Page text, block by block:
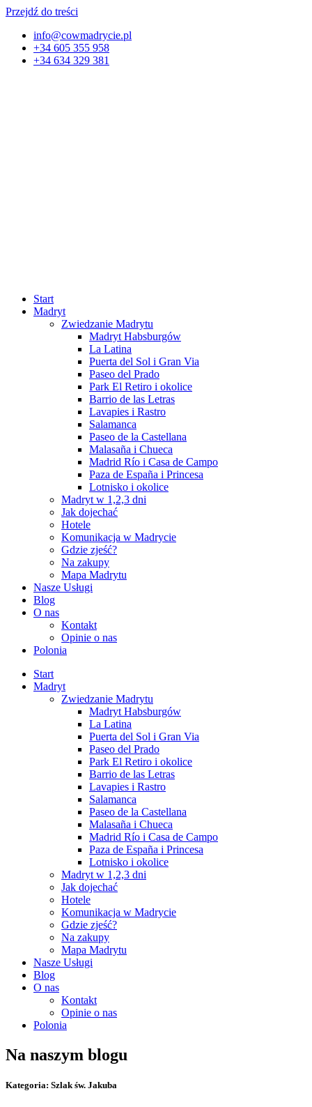
Przejdź do treści
info@cowmadrycie.pl
+34 605 355 958
+34 634 329 381​
Start
Madryt
Zwiedzanie Madrytu
Madryt Habsburgów
La Latina
Puerta del Sol i Gran Via
Paseo del Prado
Park El Retiro i okolice
Barrio de las Letras
Lavapies i Rastro
Salamanca
Paseo de la Castellana
Malasaña i Chueca
Madrid Río i Casa de Campo
Paza de España i Princesa
Lotnisko i okolice
Madryt w 1,2,3 dni
Jak dojechać
Hotele
Komunikacja w Madrycie
Gdzie zjeść?
Na zakupy
Mapa Madrytu
Nasze Usługi
Blog
O nas
Kontakt
Opinie o nas
Polonia
Start
Madryt
Zwiedzanie Madrytu
Madryt Habsburgów
La Latina
Puerta del Sol i Gran Via
Paseo del Prado
Park El Retiro i okolice
Barrio de las Letras
Lavapies i Rastro
Salamanca
Paseo de la Castellana
Malasaña i Chueca
Madrid Río i Casa de Campo
Paza de España i Princesa
Lotnisko i okolice
Madryt w 1,2,3 dni
Jak dojechać
Hotele
Komunikacja w Madrycie
Gdzie zjeść?
Na zakupy
Mapa Madrytu
Nasze Usługi
Blog
O nas
Kontakt
Opinie o nas
Polonia
Na naszym blogu
Kategoria: Szlak św. Jakuba